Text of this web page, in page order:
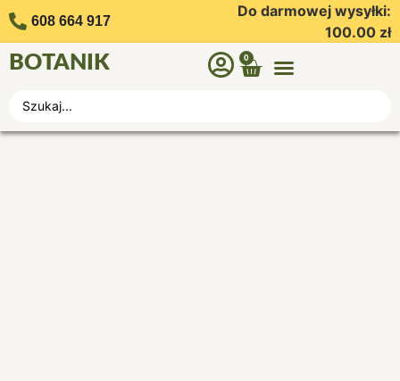
608 664 917
Do darmowej wysyłki:
100.00 zł
BOTANIK 0